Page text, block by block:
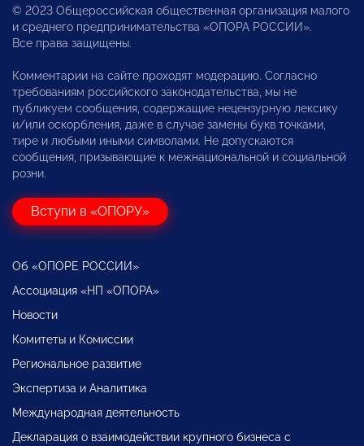
© 2023 Общероссийская общественная организация малого
и среднего предпринимательства «ОПОРА РОССИИ».
Все права защищены.
Комментарии на сайте проходят модерацию. Согласно
требованиям российского законодательства, мы не
публикуем сообщения, содержащие нецензурную лексику
и/или оскорбления, даже в случае замены букв точками,
тире и любыми иными символами. Не допускаются
сообщения, призывающие к межнациональной и социальной
розни.
Вступи в «ОПОРУ»
Об «ОПОРЕ РОССИИ»
Ассоциация «НП «ОПОРА»
Новости
Комитеты и Комиссии
Региональное развитие
Экспертиза и Аналитика
Международная деятельность
Декларация о взаимодействии крупного бизнеса с